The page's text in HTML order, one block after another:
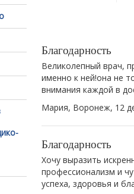
Благодарность
Великолепный врач,
именно к ней!она не
внимания каждой в
Мария, Воронеж, 12
Благодарность
Хочу выразить
профессионализм и
успеха, здоровья и